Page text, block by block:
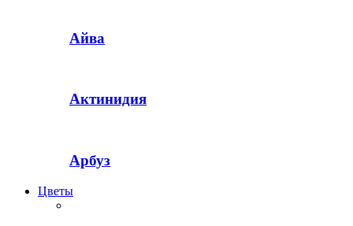
Айва
Актинидия
Арбуз
Цветы